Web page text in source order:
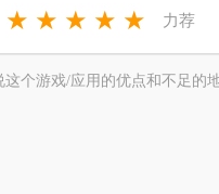
★ ★ ★ ★ ★ 力荐